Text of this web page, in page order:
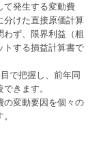
て発生する変動費
分けた直接原価計算
ず、限界利益（粗
トする損益計算書で
で把握し、前年同
きます。
の変動要因を個々の